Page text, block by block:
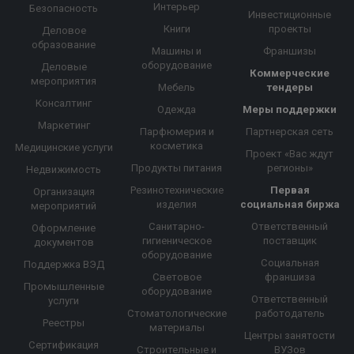
Безопасность
Деловое
образование
Деловые
мероприятия
Консалтинг
Маркетинг
Медицинские услуги
Недвижимость
Организация
мероприятий
Оформление
документов
Поддержка ВЭД
Промышленные
услуги
Реестры
Сертификация
Интерьер
Книги
Машины и
оборудование
Мебель
Одежда
Парфюмерия и
косметика
Продукты питания
Резинотехнические
изделия
Санитарно-
гигиеническое
оборудование
Световое
оборудование
Стоматологические
материалы
Строительные и
Инвестиционные
проекты
Франшизы
Коммерческие
тендеры
Меры поддержки
Партнерская сеть
Проект «Вас ждут
регионы»
Первая
социальная биржа
Ответственный
поставщик
Социальная
франшиза
Ответственный
работодатель
Центры занятости
ВУЗов